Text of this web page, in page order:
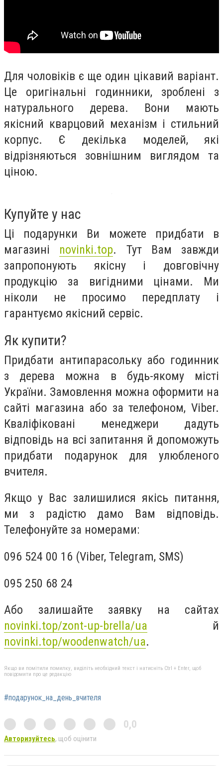
Для чоловіків є ще один цікавий варіант.
Це оригінальні годинники, зроблені з
натурального дерева. Вони мають
якісний кварцовий механізм і стильний
корпус. Є декілька моделей, які
відрізняються зовнішним виглядом та
ціною.
Купуйте у нас
Ці подарунки Ви можете придбати в
магазині novinki.top. Тут Вам завжди
запропонують якісну і довговічну
продукцію за вигідними цінами. Ми
ніколи не просимо передплату і
гарантуємо якісний сервіс.
Як купити?
Придбати антипарасольку або годинник
з дерева можна в будь-якому місті
України. Замовлення можна оформити на
сайті магазина або за телефоном, Viber.
Кваліфіковані менеджери дадуть
відповідь на всі запитання й допоможуть
придбати подарунок для улюбленого
вчителя.
Якщо у Вас залишилися якісь питання,
ми з радістю дамо Вам відповідь.
Телефонуйте за номерами:
096 524 00 16 (Viber, Telegram, SMS)
095 250 68 24
Або залишайте заявку на сайтах
novinki.top/zont-up-brella/ua й
novinki.top/woodenwatch/ua.
Якщо ви помітили помилку, виділіть необхідний текст і натисніть Ctrl + Enter, щоб
повідомити про це редакцію
#подарунок_на_день_вчителя
0,0
Авторизуйтесь, щоб оцінити